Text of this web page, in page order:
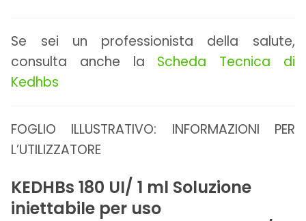
Se sei un professionista della salute,
consulta anche la Scheda Tecnica di
Kedhbs
FOGLIO ILLUSTRATIVO: INFORMAZIONI PER
L’UTILIZZATORE
KEDHBs 180 UI/ 1 ml Soluzione
iniettabile per uso